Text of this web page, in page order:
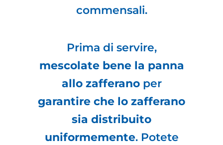
commensali.
Prima di servire,
mescolate bene la panna
allo zafferanoper
garantire che lo zafferano
sia distribuito
uniformemente. Potete